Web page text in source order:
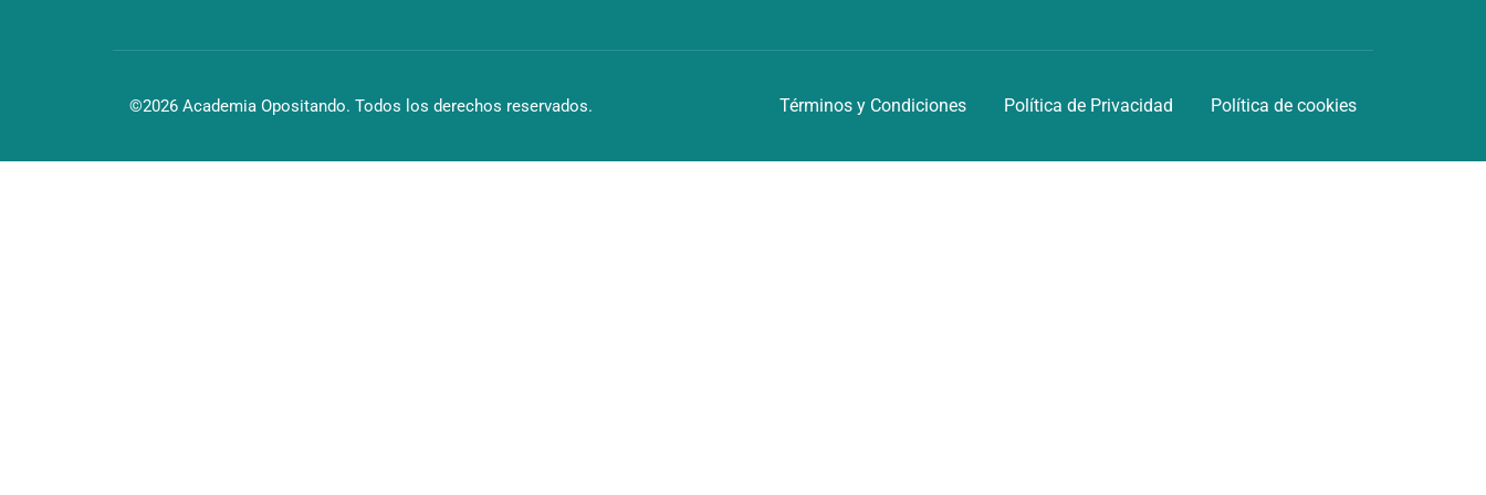
©2026 Academia Opositando. Todos los derechos reservados. Términos y Condiciones Política de Privacidad Política de cookies